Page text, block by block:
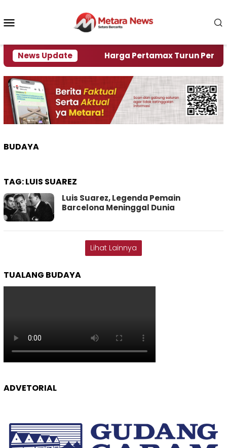
konten
News Update
Krisi Air Harga Pertamax Turun Per Hari
BUDAYA
TAG:LUIS SUAREZ
Luis Suarez, Legenda Pemain
Barcelona Meninggal Dunia
Lihat Lainnya
TUALANG BUDAYA
ADVETORIAL